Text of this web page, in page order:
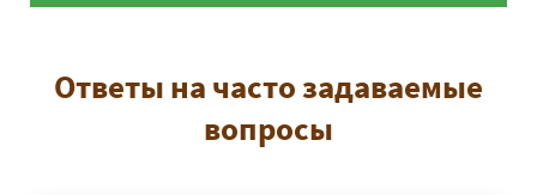
Ответы на часто задаваемые
вопросы